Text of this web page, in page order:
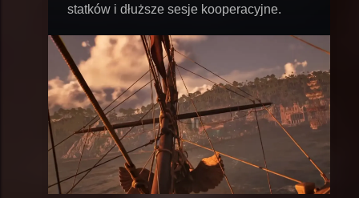
statków i dłuższe sesje kooperacyjne.